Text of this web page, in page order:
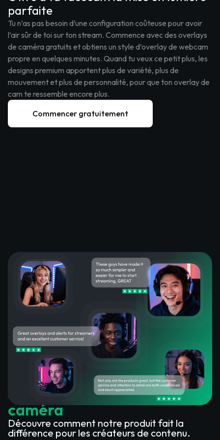
parfaite
Tu n’as pas besoin d’une configuration coûteuse pour avoir
l’air sûr de toi sur ton stream. Commence avec des overlays
de caméra gratuits et obtiens un style d’overlay de webcam
propre en quelques minutes. Quand tu veux ce petit plus, les
designs premium apportent plus de variété, plus de
mouvement et plus de personnalité, pour que ton overlay de
cam te ressemble encore plus.
Commencer gratuitement
Ce que disent les clients
satisfaits de nos overlays de
caméra
Découvre comment notre produit fait la
différence pour les créateurs de contenu.